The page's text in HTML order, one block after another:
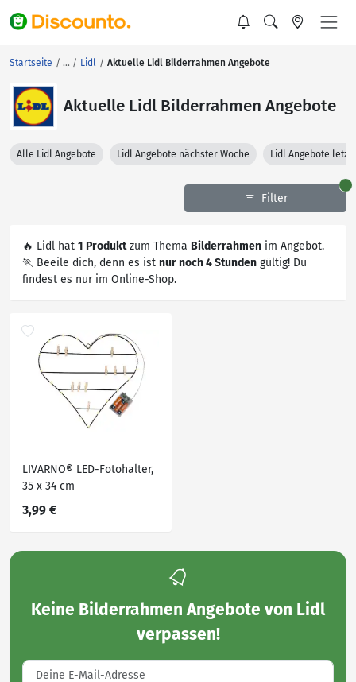
Startseite Lidl Aktuelle Lidl Bilderrahmen Angebote
Aktuelle Lidl Bilderrahmen Angebote
Alle Lidl Angebote Lidl Angebote nächster Woche Lidl Angebote
Filter
🔥 Lidl hat 1 Produktzum Thema Bilderrahmen im Angebot.
🏃 Beeile dich, denn es ist nur noch 4 Stunden gültig! Du
findest es nur im Online-Shop.
LIVARNO® LED-Fotohalter,
35 x 34 cm
3,99 €
Keine Bilderrahmen Angebote von Lidl
verpassen!